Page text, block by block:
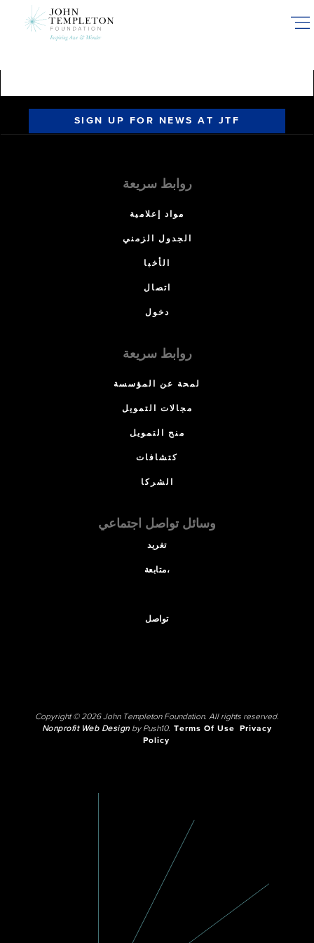
SIGN UP FOR NEWS AT JTF
روابط سريعة
مواد إعلامية
الجدول الزمني
الأخبا
اتصال
دخول
روابط سريعة
لمحة عن المؤسسة
مجالات التمويل
منح التمويل
كتشافات
الشركا
وسائل تواصل اجتماعي
تغريد
متابعة،
تواصل
Copyright © 2026 John Templeton Foundation. All rights reserved.
Nonprofit Web Designby Push10. Terms Of Use
Privacy
Policy